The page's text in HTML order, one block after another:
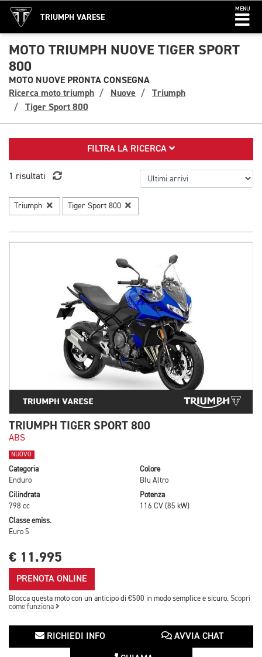
TRIUMPH VARESE
MENU
MOTO TRIUMPH NUOVE TIGER SPORT
800
MOTO NUOVE PRONTA CONSEGNA
Ricerca moto triumph
Nuove
Triumph
Tiger Sport 800
FILTRA LA RICERCA
1 risultati
Triumph Tiger Sport 800
TRIUMPH TIGER SPORT 800
ABS
NUOVO
Categoria
Enduro
Colore
Blu Altro
Cilindrata
798 cc
Potenza
116 CV (85 kW)
Classe emiss.
Euro 5
€ 11.995
PRENOTA ONLINE
Blocca questa moto con un anticipo di €500 in modo semplice e sicuro. Scopri
come funziona
RICHIEDI INFO AVVIA CHAT